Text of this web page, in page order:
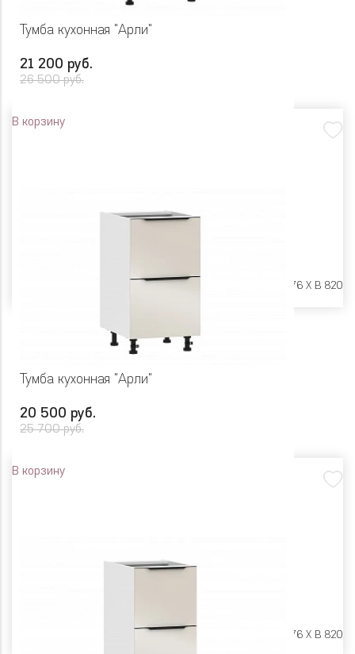
Тумба кухонная "Арли"
21 200 руб.
26 500 руб.
В корзину
Ш 500 X Г 576 X В 820
Тумба кухонная "Арли"
20 500 руб.
25 700 руб.
В корзину
Ш 450 X Г 576 X В 820